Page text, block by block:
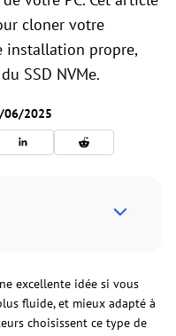
cloner votre
installation propre,
SSD NVMe.
06/2025
excellente idée si vous
fluide, et mieux adapté à
choisissent ce type de